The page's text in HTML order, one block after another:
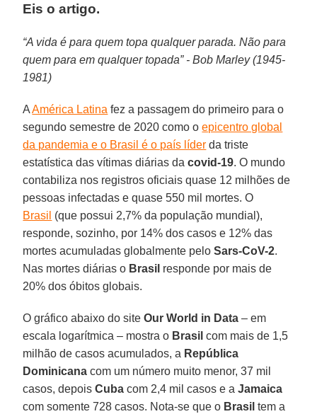
Eis o artigo.
“A vida é para quem topa qualquer parada. Não para
quem para em qualquer topada” -Bob Marley (1945-
1981)
AAmérica Latina fez a passagem do primeiro para o
segundo semestre de 2020 como oepicentro global
da pandemia e o Brasil é o país líder da triste
estatística das vítimas diárias dacovid-19. O mundo
contabiliza nos registros oficiais quase 12 milhões de
pessoas infectadas e quase 550 mil mortes. O
Brasil (que possui 2,7% da população mundial),
responde, sozinho, por 14% dos casos e 12% das
mortes acumuladas globalmente peloSars-CoV-2.
Nas mortes diárias o Brasil responde por mais de
20% dos óbitos globais.
O gráfico abaixo do siteOur World in Data – em
escala logarítmica – mostra o Brasil com mais de 1,5
milhão de casos acumulados, a República
Dominicana com um número muito menor, 37 mil
casos, depoisCuba com 2,4 mil casos e aJamaica
com somente 728 casos. Nota-se que o Brasil tem a